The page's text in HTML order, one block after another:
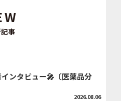
事
ンタビュー🎤〔医薬品分
2026.08.06